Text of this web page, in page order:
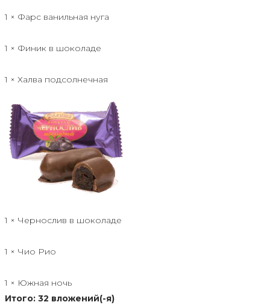
1 × Фарс ванильная нуга
1 × Финик в шоколаде
1 × Халва подсолнечная
1 × Чернослив в шоколаде
1 × Чио Рио
1 × Южная ночь
Итого: 32 вложений(-я)